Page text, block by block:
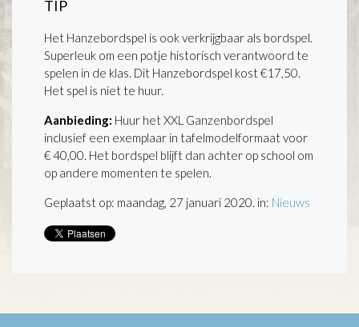
TIP
Het Hanzebordspel is ook verkrijgbaar als bordspel.
Superleuk om een potje historisch verantwoord te
spelen in de klas. Dit Hanzebordspel kost €17,50.
Het spel is niet te huur.
Aanbieding: Huur het XXL Ganzenbordspel
inclusief een exemplaar in tafelmodelformaat voor
€ 40,00. Het bordspel blijft dan achter op school om
op andere momenten te spelen.
Geplaatst op: maandag, 27 januari 2020. in: Nieuws